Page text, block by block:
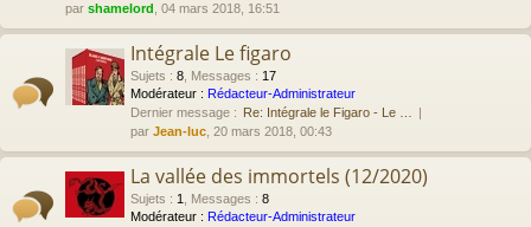
par shamelord , 04 mars 2018, 16:51
Intégrale Le figaro
Sujets : 8 Messages : 17
Modérateur : Rédacteur-Administrateur
Dernier message : Re: Intégrale le Figaro - Le …
par Jean-luc , 20 mars 2018, 00:43
La vallée des immortels (12/2020)
Sujets : 1 Messages : 8
Modérateur : Rédacteur-Administrateur